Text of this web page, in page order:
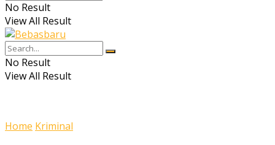
No Result
View All Result
No Result
View All Result
Home Kriminal